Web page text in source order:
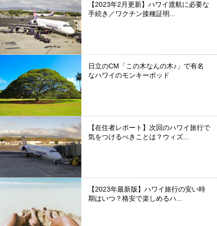
【2023年2月更新】ハワイ渡航に必要な
手続き／ワクチン接種証明...
日立のCM「この木なんの木♪」で有名
なハワイのモンキーポッド
【在住者レポート】次回のハワイ旅行で
気をつけるべきことは？ウィズ...
【2023年最新版】ハワイ旅行の安い時
期はいつ？格安で楽しめるハ...